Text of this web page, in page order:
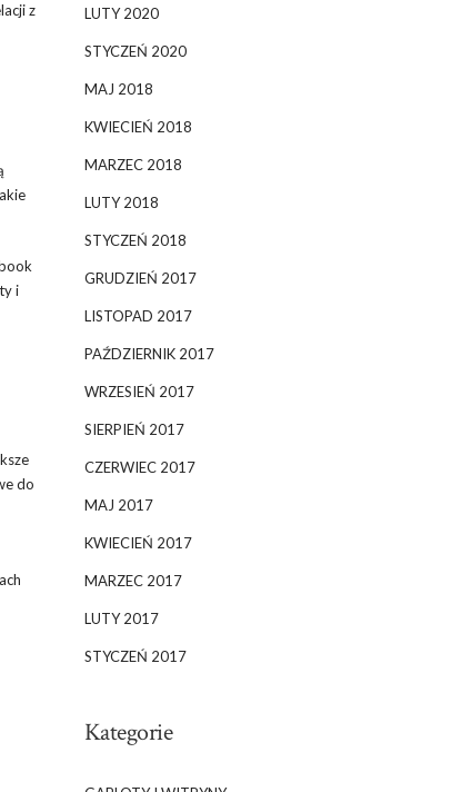
z
i
do
LUTY 2020
STYCZEŃ 2020
MAJ 2018
KWIECIEŃ 2018
MARZEC 2018
LUTY 2018
STYCZEŃ 2018
GRUDZIEŃ 2017
LISTOPAD 2017
PAŹDZIERNIK 2017
WRZESIEŃ 2017
SIERPIEŃ 2017
CZERWIEC 2017
MAJ 2017
KWIECIEŃ 2017
MARZEC 2017
LUTY 2017
STYCZEŃ 2017
Kategorie